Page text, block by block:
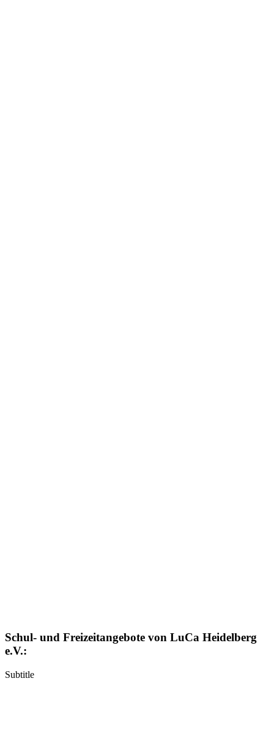
Schul- und Freizeitangebote von LuCa Heidelberg
e.V.:
Subtitle